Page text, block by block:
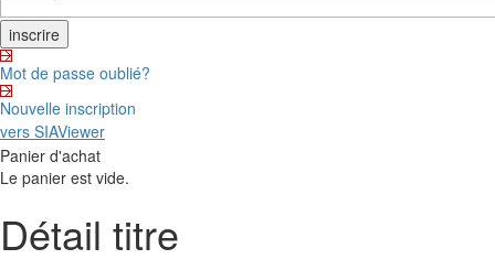
Mot de passe oublié?
Nouvelle inscription
vers SIAViewer
Panier d'achat
Le panier est vide.
Détail titre